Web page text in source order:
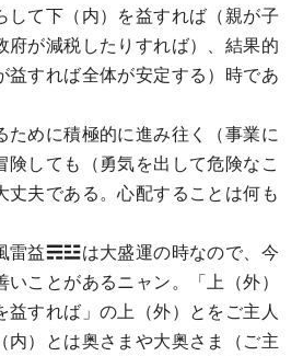
て下（内）を益すれば（親が子
府が減税したりすれば）、結果的
益すれば全体が安定する）時であ
めに積極的に進み往く（事業に
険しても（勇気を出して危険なこ
丈夫である。心配することは何も
雷益☴☳は大盛運の時なので、今
ことがあるニャン。「上（外）
益すれば」の上（外）とをご主人
内）とは奥さまや大奥さま（ご主